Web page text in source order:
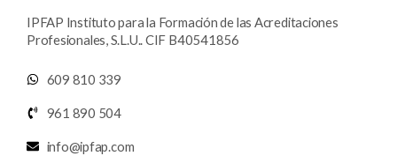
IPFAP Instituto para la Formación de las Acreditaciones
Profesionales, S.L.U.. CIF B40541856
609 810 339
961 890 504
info@ipfap.com